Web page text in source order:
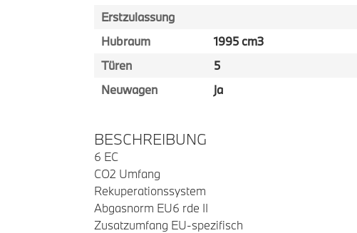
Erstzulassung
Hubraum
1995 cm3
Türen
5
Neuwagen
ja
BESCHREIBUNG
6 EC
CO2 Umfang
Rekuperationssystem
Abgasnorm EU6 rde II
Zusatzumfang EU-spezifisch